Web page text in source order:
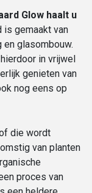
Glow haalt u
is gemaakt van
glasombouw.
in vrijwel
genieten van
nog eens op
die wordt
van planten
proces van